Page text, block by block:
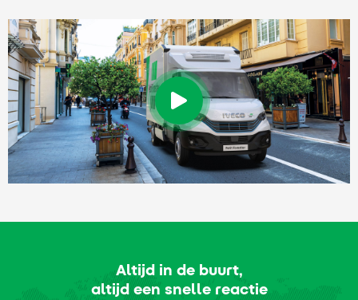
Altijd in de buurt,
altijd een snelle reactie